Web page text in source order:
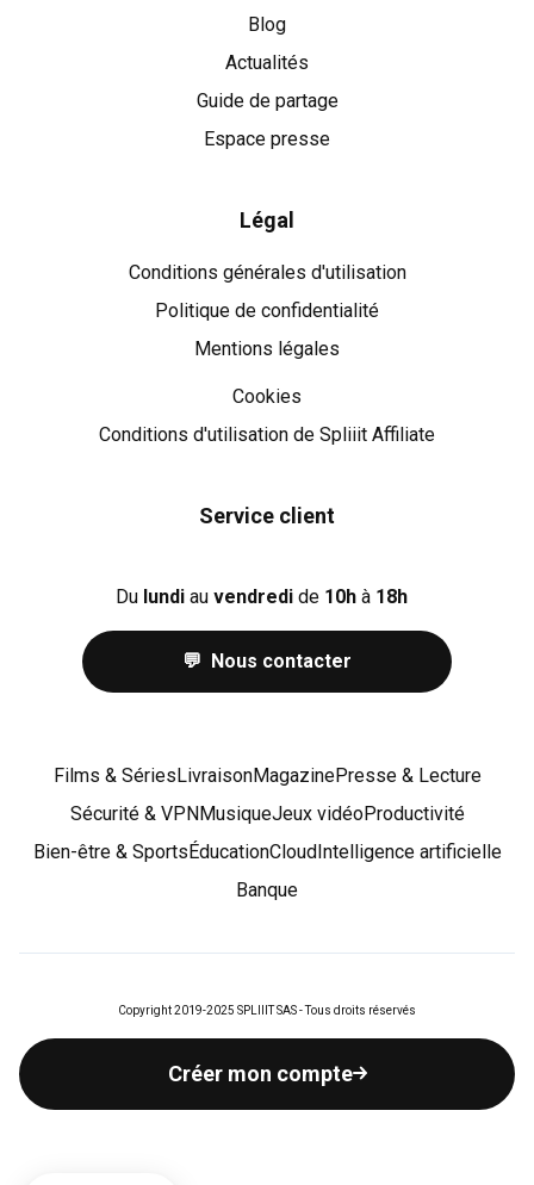
Créer mon compte
Blog
Actualités
Guide de partage
Espace presse
Légal
Conditions générales d'utilisation
Politique de confidentialité
Mentions légales
Cookies
Cookies
Conditions d'utilisation de Spliiit Affiliate
Service client
Du lundiau vendredide 10hà 18h
💬 Nous contacter
Films & SériesLivraisonMagazinePresse & Lecture
Sécurité & VPNMusiqueJeux vidéoProductivité
Bien-être & SportsÉducationCloudIntelligence artificielle
Banque
Copyright 2019-2025 SPLIIIT SAS - Tous droits réservés
Spliiit est enregistré sous l'identifiant 83716 par l’Autorité de Contrôle et de Résolution
(ACPR) comme agent prestataire de services de paiement de Lemonway (établissement de
paiement dont le siège social est situé au 8 rue du Sentier, 75002 Paris, agréé par l’ACPR